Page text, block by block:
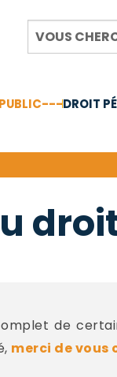
DROIT
de
merci de vous